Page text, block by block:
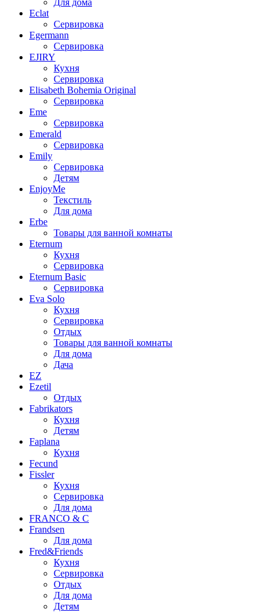
Для дома
Eclat
Сервировка
Egermann
Сервировка
EJIRY
Кухня
Сервировка
Elisabeth Bohemia Original
Сервировка
Eme
Сервировка
Emerald
Сервировка
Emily
Сервировка
Детям
EnjoyMe
Текстиль
Для дома
Erbe
Товары для ванной комнаты
Eternum
Кухня
Сервировка
Eternum Basic
Сервировка
Eva Solo
Кухня
Сервировка
Отдых
Товары для ванной комнаты
Для дома
Дача
EZ
Ezetil
Отдых
Fabrikators
Кухня
Детям
Faplana
Кухня
Fecund
Fissler
Кухня
Сервировка
Для дома
FRANCO & C
Frandsen
Для дома
Fred&Friends
Кухня
Сервировка
Отдых
Для дома
Детям